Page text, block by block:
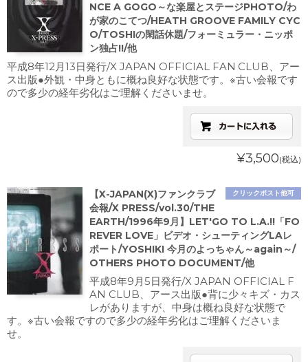
NCE A GOGO～な楽屋とステージPHOTO/わ
が家のこてつ/HEATH GROOVE FAMILY CYC
O/TOSHIの閑話休題/フォーミュラー・ニッポ
ン独占!!/他
平成8年12月13日発行/X JAPAN OFFICIAL FAN CLUB、アー
ス出版●外観・中身ともに概ね良好な状態です。※古い会報です
ので多少の経年劣化はご理解くださいませ。
¥3,500(税込)
クリックポスト他可
【X-JAPAN(X)ファンクラブ
会報/X PRESS/vol.30/THE
EARTH/1996年9月】LET'GO TO L.A.!!「FO
REVER LOVE」ビデオ・シューティングLAレ
ポート/YOSHIKI 今月のよっちゃん～again～/
OTHERS PHOTO DOCUMENT/他
平成8年9月5日発行/X JAPAN OFFICIAL F
AN CLUB、アース出版●背に少々キズ・カス
レがありますが、中身は概ね良好な状態で
す。※古い会報ですので多少の経年劣化はご理解くださいま
せ。